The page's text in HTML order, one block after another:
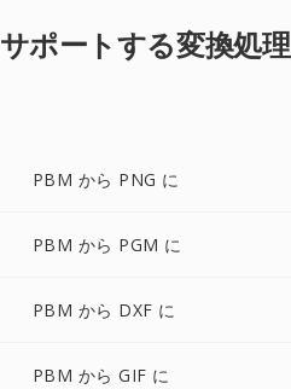
サポートする変換処理
PBM から PNG に
PBM から PGM に
PBM から DXF に
PBM から GIF に